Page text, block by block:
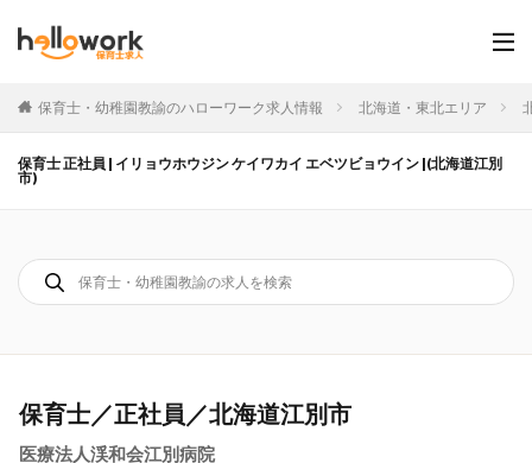
保育士・幼稚園教諭のハローワーク求人情報 北海道・東北エリア
保育士 正社員 | イリョウホウジン ケイワカイ エベツビョウイン |(北海道江別
市)
保育士／正社員／北海道江別市
医療法人渓和会江別病院